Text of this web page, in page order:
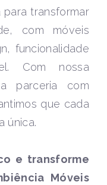
transformar
com móveis
funcionalidade
Com nossa
parceria com
que cada
única.
e transforme
Móveis